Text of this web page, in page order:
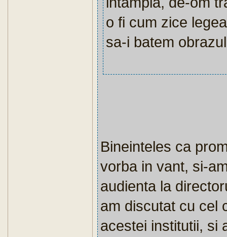
o fi cum zice
sa-i batem
Bineinteles ca
vorba in vant, si-
audienta la
am discutat cu cel
acestei institutii, si